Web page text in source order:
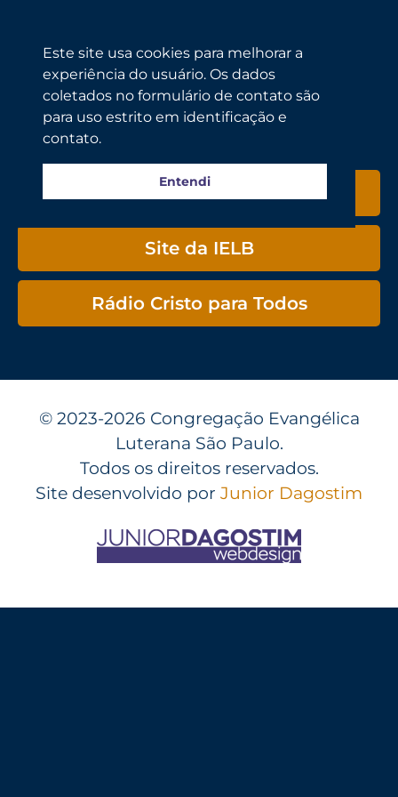
Árvore de Links
Nosso site
Site da IELB
Rádio Cristo para Todos
©2023-2026 Congregação Evangélica
Luterana São Paulo.
Todos os direitos reservados.
Site desenvolvido por Junior Dagostim
Este site usa cookies para melhorar a
experiência do usuário. Os dados
coletados no formulário de contato são
para uso estrito em identificação e
contato.
Entendi